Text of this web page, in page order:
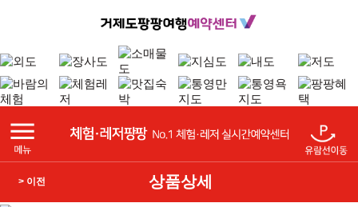
> 이전 상품상세